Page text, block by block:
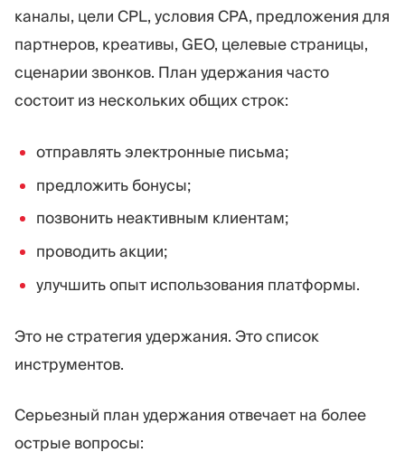
каналы, цели CPL, условия CPA, предложения для
партнеров, креативы, GEO, целевые страницы,
сценарии звонков. План удержания часто
состоит из нескольких общих строк:
отправлять электронные письма;
предложить бонусы;
позвонить неактивным клиентам;
проводить акции;
улучшить опыт использования платформы.
Это не стратегия удержания. Это список
инструментов.
Серьезный план удержания отвечает на более
острые вопросы: